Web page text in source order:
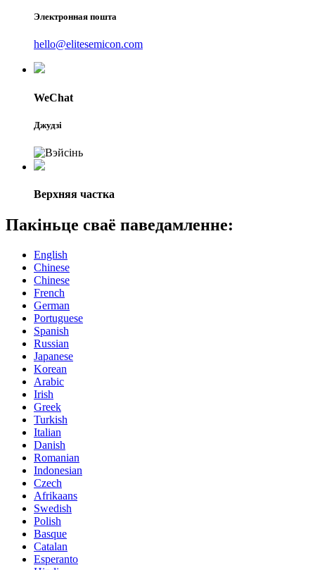
Электронная пошта
hello@elitesemicon.com
WeChat
Джудзі
Верхняя частка
Пакіньце сваё паведамленне:
English
Chinese
Chinese
French
German
Portuguese
Spanish
Russian
Japanese
Korean
Arabic
Irish
Greek
Turkish
Italian
Danish
Romanian
Indonesian
Czech
Afrikaans
Swedish
Polish
Basque
Catalan
Esperanto